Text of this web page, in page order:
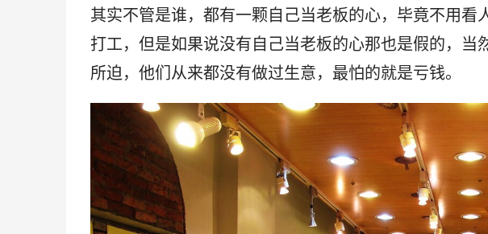
其实不管是谁，都有一颗自己当老板的心，毕竟不用看
打工，但是如果说没有自己当老板的心那也是假的，
所迫，他们从来都没有做过生意，最怕的就是亏钱。